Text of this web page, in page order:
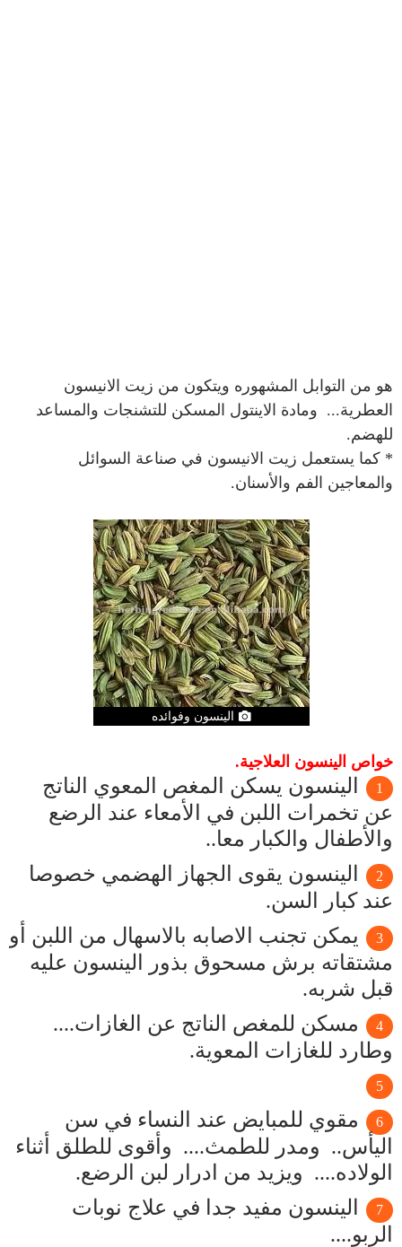
هو من التوابل المشهوره ويتكون من زيت الانيسون
العطرية... ومادة الاينتول المسكن للتشنجات والمساعد
للهضم.
* كما يستعمل زيت الانيسون في صناعة السوائل
والمعاجين الفم والأسنان.
الينسون وفوائده
خواص الينسون العلاجية.
الينسون يسكن المغص المعوي الناتج
عن تخمرات اللبن في الأمعاء عند الرضع
والأطفال والكبار معا..
الينسون يقوى الجهاز الهضمي خصوصا
عند كبار السن.
يمكن تجنب الاصابه بالاسهال من اللبن أو
مشتقاته برش مسحوق بذور الينسون عليه
قبل شربه.
مسكن للمغص الناتج عن الغازات....
وطارد للغازات المعوية.
مقوي للمبايض عند النساء في سن
اليأس.. ومدر للطمث.... وأقوى للطلق أثناء
الولاده.... ويزيد من ادرار لبن الرضع.
الينسون مفيد جدا في علاج نوبات
الربو....